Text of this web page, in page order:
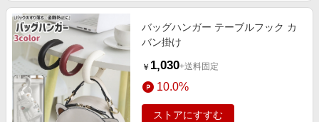
旅行・レジャー・ホテル予約
生活・お役立ち
金融・マネー・保険
デジタルコンテンツ
ビジネス・その他サービス
Apple公式サイト×楽天カード分割払い
Qoo10メガポ
Samsung ボーナスキャンペーン
週末の高還元 夏の長期版
バッグハンガー テーブルフック カ
バン掛け
￥ 1,030+送料固定
10.0%
ストアにすすむ